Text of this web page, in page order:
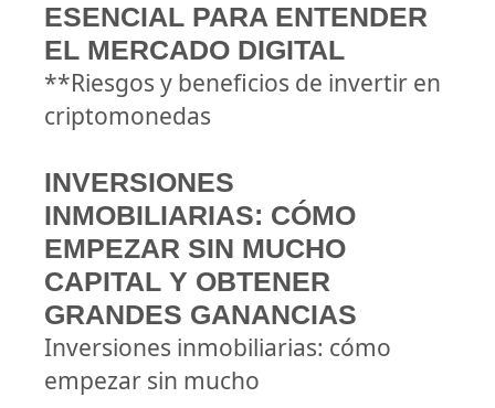
ESENCIAL PARA ENTENDER
EL MERCADO DIGITAL
**Riesgos y beneficios de invertir en
criptomonedas
INVERSIONES
INMOBILIARIAS: CÓMO
EMPEZAR SIN MUCHO
CAPITAL Y OBTENER
GRANDES GANANCIAS
Inversiones inmobiliarias: cómo
empezar sin mucho